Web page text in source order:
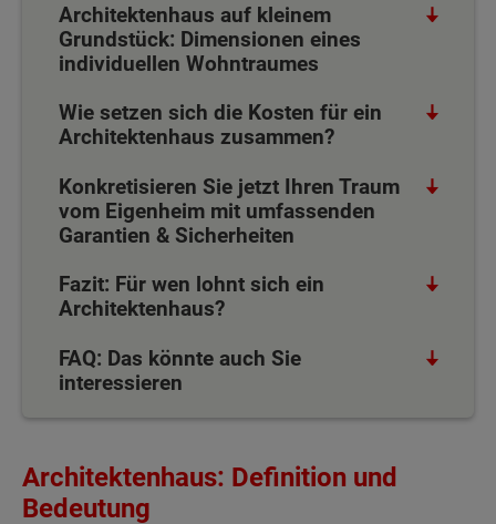
Architektenhaus auf kleinem
Grundstück: Dimensionen eines
individuellen Wohntraumes
Wie setzen sich die Kosten für ein
Architektenhaus zusammen?
Konkretisieren Sie jetzt Ihren Traum
vom Eigenheim mit umfassenden
Garantien & Sicherheiten
Fazit: Für wen lohnt sich ein
Architektenhaus?
FAQ: Das könnte auch Sie
interessieren
Architektenhaus: Definition und
Bedeutung